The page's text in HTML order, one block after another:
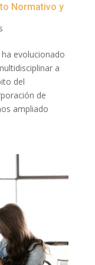
Normativo y
evolucionado
a
del
de
ampliado